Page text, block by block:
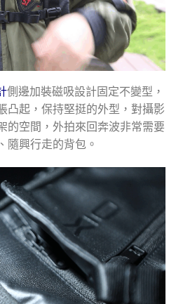
側邊加裝磁吸設計固定不變型，
凸起，保持堅挺的外型，對攝影
的空間，外拍來回奔波非常需要
隨興行走的背包。